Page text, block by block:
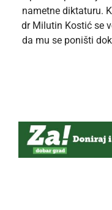
nametne diktaturu.
dr Milutin Kostić se
da mu se poništi